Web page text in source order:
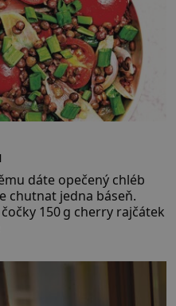
dáte opečený chléb
chutnat jedna báseň.